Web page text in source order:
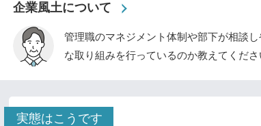
企業風土について
管理職のマネジメント体制や部下が相談
な取り組みを行っているのか教えてくださ
実態はこうです